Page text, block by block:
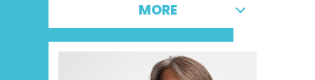
った後、1999年にネットイヤーグループ株式会
社の創業に参画。事業責任者として2008年に
IPO。2021年に同社の代表取締役社長CEOに就
任。2025年7月より株式会社日本創発グループ取
締役、株式会社DNTI代表取締役社長に就任す
MORE